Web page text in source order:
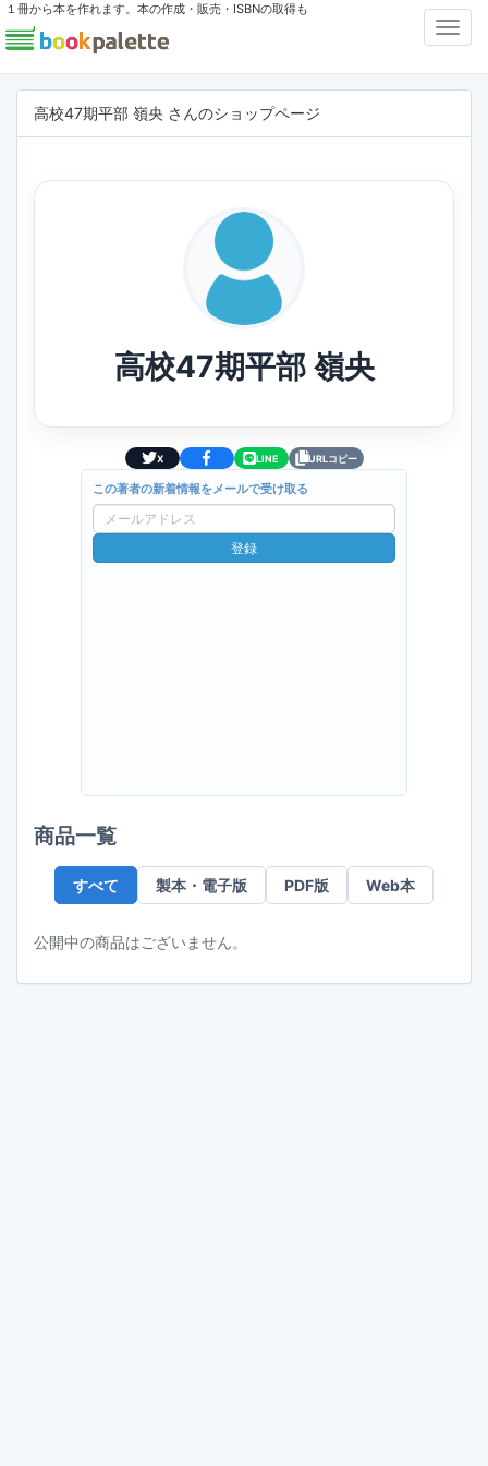
１冊から本を作れます。本の作成・販売・ISBNの取得も
高校47期平部 嶺央 さんのショップページ
高校47期平部 嶺央
X LINE URLコピー
この著者の新着情報をメールで受け取る
ー
ル
登録
商品一覧
すべて 製本・電子版 PDF版 Web本
公開中の商品はございません。